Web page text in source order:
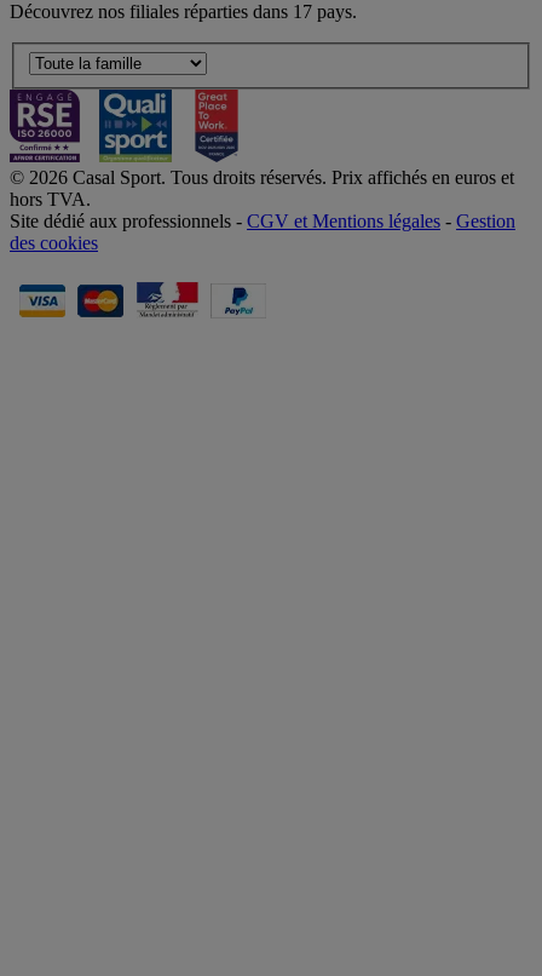
Découvrez nos filiales réparties dans 17 pays.
© 2026 Casal Sport. Tous droits réservés. Prix affichés en euros et
hors TVA.
Site dédié aux professionnels - CGV et Mentions légales - Gestion
des cookies